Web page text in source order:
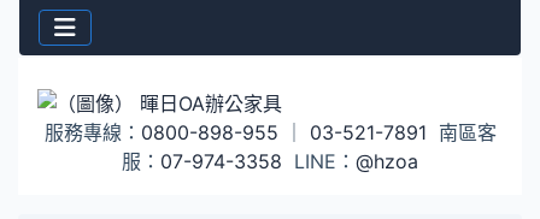
服務專線： 0800-898-955 03-521-7891 南區客
服： 07-974-3358 LINE： @hzoa